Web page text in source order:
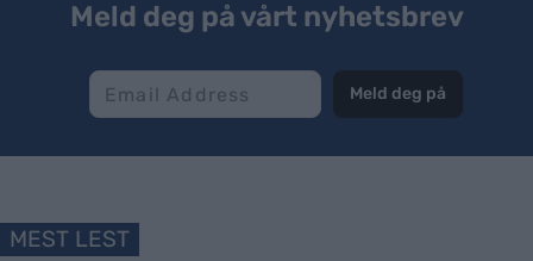
Meld deg på vårt nyhetsbrev
Meld deg på
MEST LEST